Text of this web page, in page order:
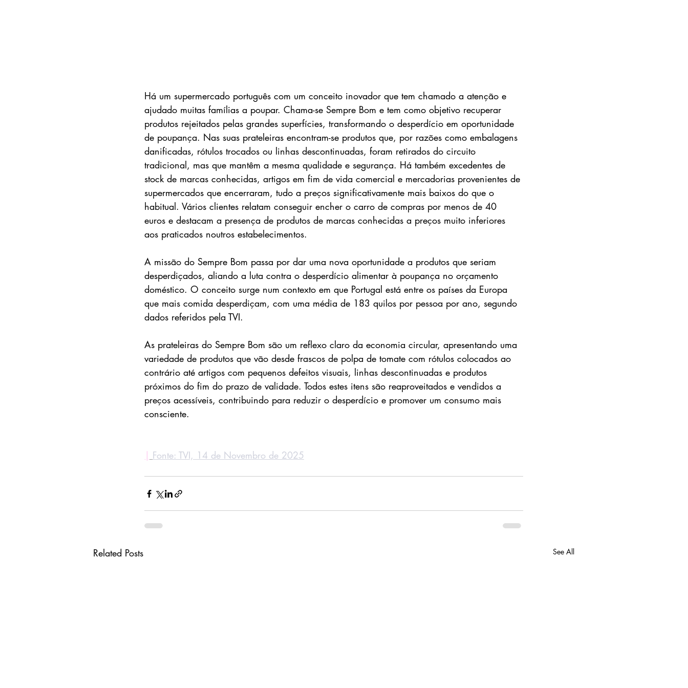
Há um supermercado português com um conceito inovador que tem chamado a atenção e
ajudado muitas famílias a poupar. Chama-se Sempre Bom e tem como objetivo recuperar
produtos rejeitados pelas grandes superfícies, transformando o desperdício em oportunidade
de poupança. Nas suas prateleiras encontram-se produtos que, por razões como embalagens
danificadas, rótulos trocados ou linhas descontinuadas, foram retirados do circuito
tradicional, mas que mantêm a mesma qualidade e segurança. Há também excedentes de
stock de marcas conhecidas, artigos em fim de vida comercial e mercadorias provenientes de
supermercados que encerraram, tudo a preços significativamente mais baixos do que o
habitual. Vários clientes relatam conseguir encher o carro de compras por menos de 40
euros e destacam a presença de produtos de marcas conhecidas a preços muito inferiores
aos praticados noutros estabelecimentos.
A missão do Sempre Bom passa por dar uma nova oportunidade a produtos que seriam
desperdiçados, aliando a luta contra o desperdício alimentar à poupança no orçamento
doméstico. O conceito surge num contexto em que Portugal está entre os países da Europa
que mais comida desperdiçam, com uma média de 183 quilos por pessoa por ano, segundo
dados referidos pela TVI.
As prateleiras do Sempre Bom são um reflexo claro da economia circular, apresentando uma
variedade de produtos que vão desde frascos de polpa de tomate com rótulos colocados ao
contrário até artigos com pequenos defeitos visuais, linhas descontinuadas e produtos
próximos do fim do prazo de validade. Todos estes itens são reaproveitados e vendidos a
preços acessíveis, contribuindo para reduzir o desperdício e promover um consumo mais
consciente.
| Fonte: TVI, 14 de Novembro de 2025
Related Posts See All